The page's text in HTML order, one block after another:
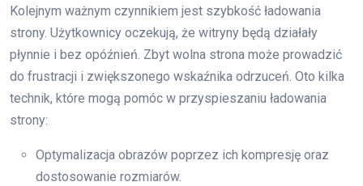
Kolejnym ważnym czynnikiem jest szybkość ładowania
strony. Użytkownicy oczekują, że witryny będą działały
płynnie i bez opóźnień. Zbyt wolna strona może prowadzić
do frustracji i zwiększonego wskaźnika odrzuceń. Oto kilka
technik, które mogą pomóc w przyspieszaniu ładowania
strony:
Optymalizacja obrazów poprzez ich kompresję oraz
dostosowanie rozmiarów.